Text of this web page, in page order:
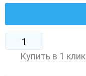
Купить в 1 клик